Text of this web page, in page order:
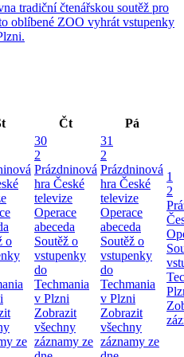
tradiční čtenářskou soutěž pro
oblíbené ZOO vyhrát vstupenky
Čt
Pá
o
ze
30
2
Prázdninová
hra České
televize
Operace
abeceda
Soutěž o
vstupenky
do
Techmania
v Plzni
Zobrazit
všechny
záznamy ze
31
2
Prázdninová
hra České
televize
Operace
abeceda
Soutěž o
vstupenky
do
Techmania
v Plzni
Zobrazit
všechny
záznamy ze
1
2